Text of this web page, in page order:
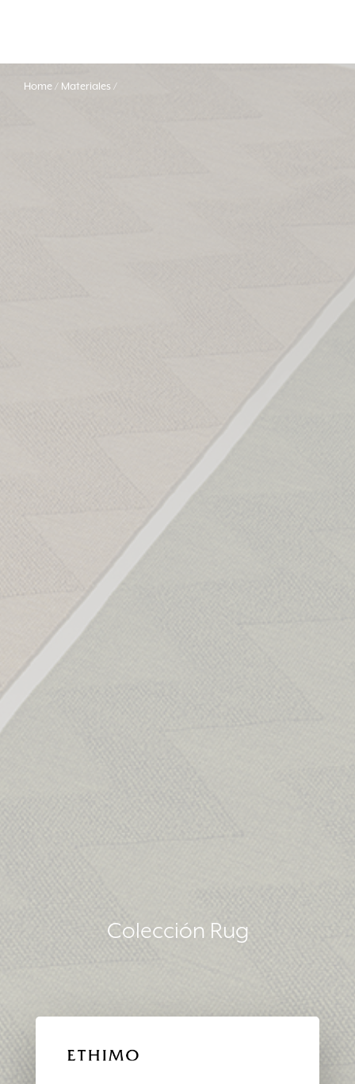
Home Materiales
Colección Rug